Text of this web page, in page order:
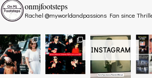
INSTAGRAM
onmjfootsteps
Rachel @myworldandpassions Fan since